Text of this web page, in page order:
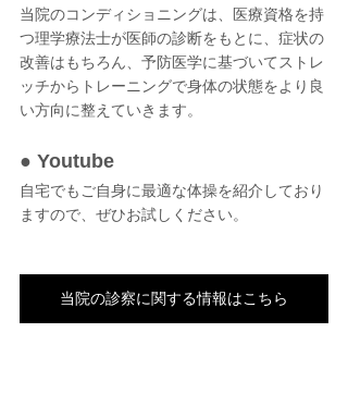
当院のコンディショニングは、医療資格を持
つ理学療法士が医師の診断をもとに、症状の
改善はもちろん、予防医学に基づいてストレ
ッチからトレーニングで身体の状態をより良
い方向に整えていきます。
● Youtube
自宅でもご自身に最適な体操を紹介しており
ますので、ぜひお試しください。
当院の診察に関する情報はこちら